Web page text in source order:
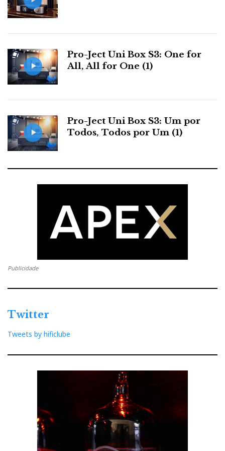
CONCEPT TO REALITY
IMACÚSTICA
Pro-Ject Uni Box S3: One for
All, All for One (1)
Pro-Ject Uni Box S3: Um por
Todos, Todos por Um (1)
Publicidade
Twitter
Tweets by hificlube